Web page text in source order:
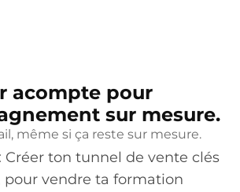
acompte pour
sur mesure.
même si ça reste sur mesure.
Créer ton tunnel de vente clés
pour vendre ta formation